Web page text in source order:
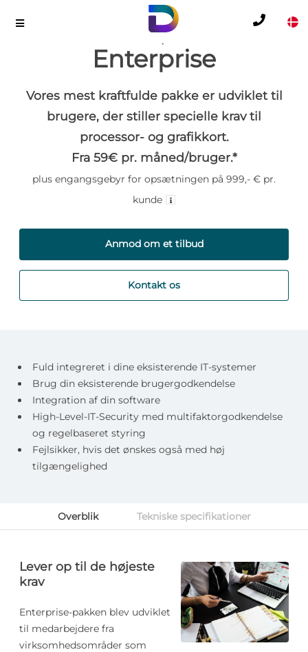
Enterprise
Vores mest kraftfulde pakke er udviklet til
brugere, der stiller specielle krav til
processor- og grafikkort.
Fra 59€ pr. måned/bruger.*
plus engangsgebyr for opsætningen på 999,- € pr.
kunde
Anmod om et tilbud
Kontakt os
Fuld integreret i dine eksisterende IT-systemer
Brug din eksisterende brugergodkendelse
Integration af din software
High-Level-IT-Security med multifaktorgodkendelse
og regelbaseret styring
Fejlsikker, hvis det ønskes også med høj
tilgængelighed
Overblik Tekniske specifikationer
Lever op til de højeste
krav
Enterprise-pakken blev udviklet
til medarbejdere fra
virksomhedsområder som